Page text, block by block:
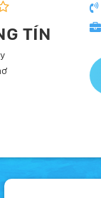
TÍN